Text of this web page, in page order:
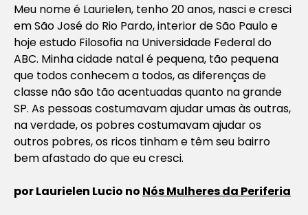
Meu nome é Laurielen, tenho 20 anos, nasci e cresci
em São José do Rio Pardo, interior de São Paulo e
hoje estudo Filosofia na Universidade Federal do
ABC. Minha cidade natal é pequena, tão pequena
que todos conhecem a todos, as diferenças de
classe não são tão acentuadas quanto na grande
SP. As pessoas costumavam ajudar umas às outras,
na verdade, os pobres costumavam ajudar os
outros pobres, os ricos tinham e têm seu bairro
bem afastado do que eu cresci.
por Laurielen Lucio no Nós Mulheres da Periferia